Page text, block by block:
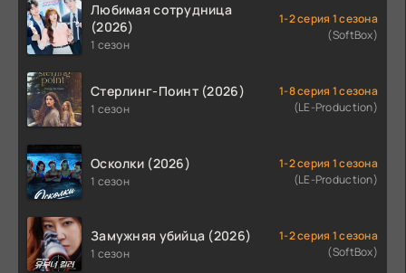
Любимая сотрудница
(2026)
1 сезон
1-2 серия 1 сезона
(SoftBox)
Стерлинг-Поинт (2026)
1 сезон
1-8 серия 1 сезона
(LE-Production)
Осколки (2026)
1 сезон
1-2 серия 1 сезона
(LE-Production)
Замужняя убийца (2026)
1 сезон
1-2 серия 1 сезона
(SoftBox)